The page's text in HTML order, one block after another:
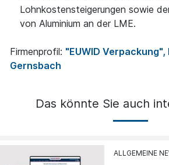
Lohnkostensteigerungen sowie
von Aluminium an der LME.
Firmenprofil: "EUWID
Gernsbach
Das könnte Sie auch
ALLGEMEINE